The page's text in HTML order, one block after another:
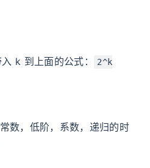
k 到上面的公式：
2^k
数，低阶，系数，递归的时